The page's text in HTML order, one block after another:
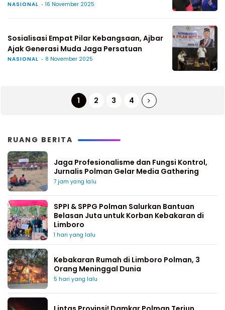
NASIONAL 16 November 2025
Sosialisasi Empat Pilar Kebangsaan, Ajbar
Ajak Generasi Muda Jaga Persatuan
NASIONAL 8 November 2025
1 2 3 4
RUANG BERITA
Jaga Profesionalisme dan Fungsi Kontrol,
Jurnalis Polman Gelar Media Gathering
7 jam yang lalu
SPPI & SPPG Polman Salurkan Bantuan
Belasan Juta untuk Korban Kebakaran di
Limboro
1 hari yang lalu
Kebakaran Rumah di Limboro Polman, 3
Orang Meninggal Dunia
5 hari yang lalu